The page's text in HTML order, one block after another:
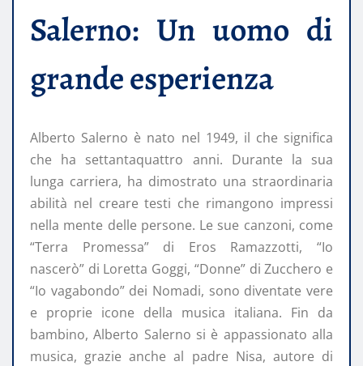
Salerno: Un uomo di
grande esperienza
Alberto Salerno è nato nel 1949, il che significa
che ha settantaquattro anni. Durante la sua
lunga carriera, ha dimostrato una straordinaria
abilità nel creare testi che rimangono impressi
nella mente delle persone. Le sue canzoni, come
“Terra Promessa” di Eros Ramazzotti, “Io
nascerò” di Loretta Goggi, “Donne” di Zucchero e
“Io vagabondo” dei Nomadi, sono diventate vere
e proprie icone della musica italiana. Fin da
bambino, Alberto Salerno si è appassionato alla
musica, grazie anche al padre Nisa, autore di